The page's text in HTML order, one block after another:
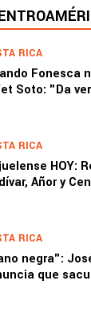
RICA
Fonesca
Soto: "Da
RICA
HOY:
Añor y
RICA
negra":
que